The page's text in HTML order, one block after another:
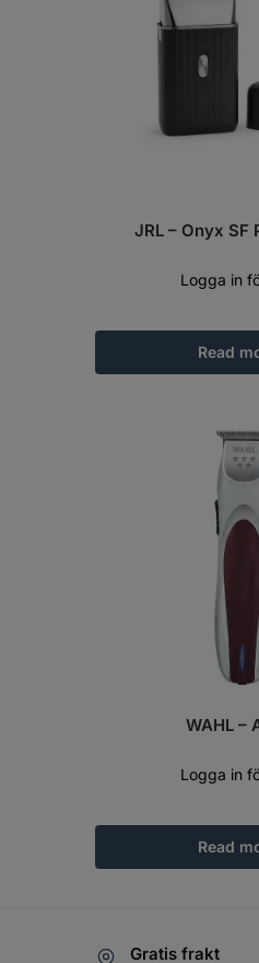
JRL – Onyx SF
Logga in
Read
WAHL –
Logga in
Read
Gratis frakt